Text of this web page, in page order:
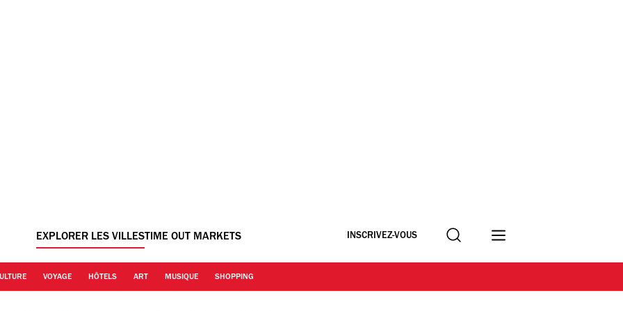
EXPLORER LES VILLESTIME OUT MARKETS INSCRIVEZ-VOUS Recherche
VOYAGE HÔTELS ART MUSIQUE SHOPPING